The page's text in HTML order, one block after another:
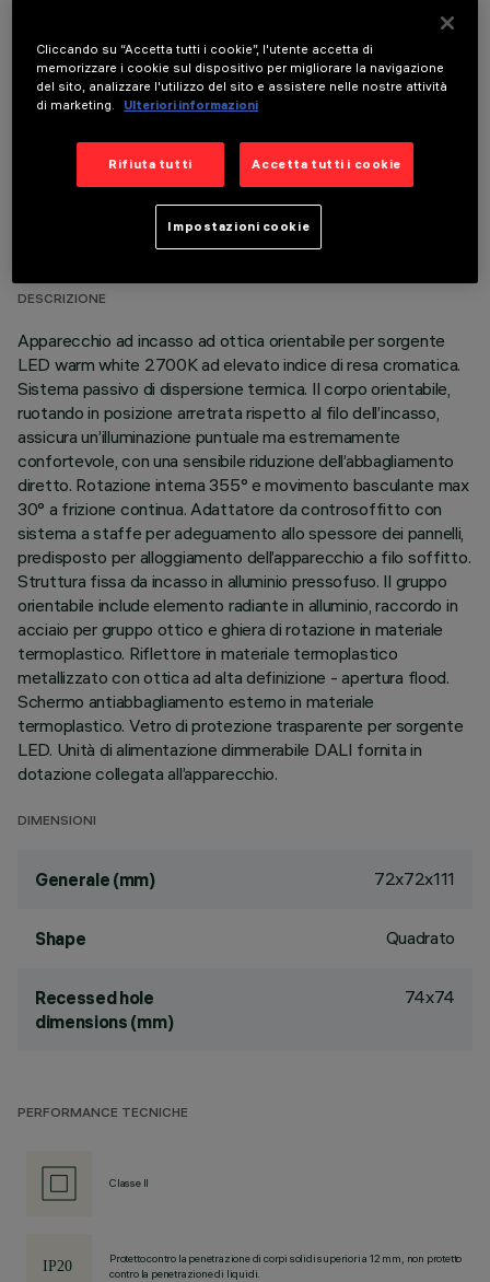
COMPONENTI OPZIONALI
DATI TECNICI
ULTIMO AGGIORNAMENTO: 01/08/2026
DESCRIZIONE
Apparecchio ad incasso ad ottica orientabile per sorgente
LED warm white 2700K ad elevato indice di resa cromatica.
Sistema passivo di dispersione termica. Il corpo orientabile,
ruotando in posizione arretrata rispetto al filo dell’incasso,
assicura un’illuminazione puntuale ma estremamente
confortevole, con una sensibile riduzione dell’abbagliamento
diretto. Rotazione interna 355° e movimento basculante max
30° a frizione continua. Adattatore da controsoffitto con
sistema a staffe per adeguamento allo spessore dei pannelli,
predisposto per alloggiamento dell’apparecchio a filo soffitto.
Struttura fissa da incasso in alluminio pressofuso. Il gruppo
orientabile include elemento radiante in alluminio, raccordo in
acciaio per gruppo ottico e ghiera di rotazione in materiale
termoplastico. Riflettore in materiale termoplastico
metallizzato con ottica ad alta definizione - apertura flood.
Schermo antiabbagliamento esterno in materiale
termoplastico. Vetro di protezione trasparente per sorgente
LED. Unità di alimentazione dimmerabile DALI fornita in
dotazione collegata all’apparecchio.
DIMENSIONI
Generale (mm) 72x72x111
Shape Quadrato
Recessed hole
dimensions (mm)
74x74
PERFORMANCE TECNICHE
Classe II
Protetto contro la penetrazione di corpi solidi superiori a 12 mm, non protetto
contro la penetrazione di liquidi.
Cliccando su “Accetta tutti i cookie”, l'utente accetta di
memorizzare i cookie sul dispositivo per migliorare la navigazione
del sito, analizzare l'utilizzo del sito e assistere nelle nostre attività
di marketing.
Ulteriori informazioni
Rifiuta tutti Accetta tutti i cookie
Impostazioni cookie